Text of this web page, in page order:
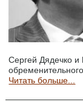
Сергей Дядечко
Читать больше...